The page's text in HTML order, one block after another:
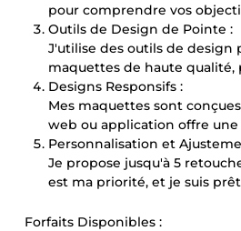
pour comprendre vos
Outils de Design de Pointe :
J'utilise des outils de design
maquettes de haute qualité,
Designs Responsifs :
Mes maquettes sont
web ou application offre
Personnalisation et
Je propose jusqu'à 5
est ma priorité, et je suis
Forfaits Disponibles :